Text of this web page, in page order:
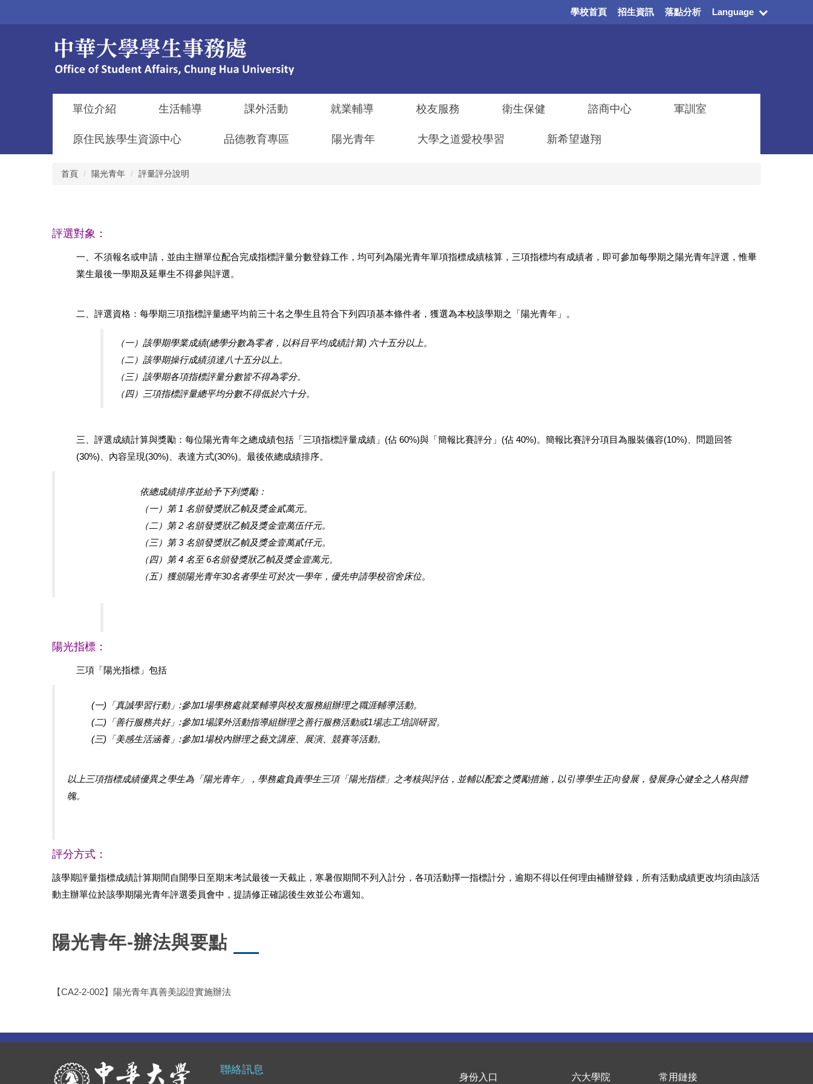
學校首頁 招生資訊 落點分析 Language
單位介紹 生活輔導 課外活動 就業輔導 校友服務 衛生保健 諮商中心 軍訓室
原住民族學生資源中心 品德教育專區 陽光青年 大學之道愛校學習 新希望遨翔
首頁 陽光青年 評量評分說明
評選對象：
一、不須報名或申請，並由主辦單位配合完成指標評量分數登錄工作，均可列為陽光青年單項指標成績核算，三項指標均有成績者，即可參加每學期之陽光青年評選，惟畢
業生最後一學期及延畢生不得參與評選。
二、評選資格：每學期三項指標評量總平均前三十名之學生且符合下列四項基本條件者，獲選為本校該學期之「陽光青年」。
（一）該學期學業成績(總學分數為零者，以科目平均成績計算) 六十五分以上。
（二）該學期操行成績須達八十五分以上。
（三）該學期各項指標評量分數皆不得為零分。
（四）三項指標評量總平均分數不得低於六十分。
三、評選成績計算與獎勵：每位陽光青年之總成績包括「三項指標評量成績」(佔 60%)與「簡報比賽評分」(佔 40%)。簡報比賽評分項目為服裝儀容(10%)、問題回答
(30%)、內容呈現(30%)、表達方式(30%)。最後依總成績排序。
依總成績排序並給予下列獎勵：
（一）第 1 名頒發獎狀乙幀及獎金貳萬元。
（二）第 2 名頒發獎狀乙幀及獎金壹萬伍仟元。
（三）第 3 名頒發獎狀乙幀及獎金壹萬貳仟元。
（四）第 4 名至 6名頒發獎狀乙幀及獎金壹萬元。
（五）獲頒陽光青年30名者學生可於次一學年，優先申請學校宿舍床位。
陽光指標：
三項「陽光指標」包括
(一)「真誠學習行動」:參加1場學務處就業輔導與校友服務組辦理之職涯輔導活動。
(二)「善行服務共好」:參加1場課外活動指導組辦理之善行服務活動或1場志工培訓研習。
(三)「美感生活涵養」:參加1場校內辦理之藝文講座、展演、競賽等活動。
以上三項指標成績優異之學生為「陽光青年」，學務處負責學生三項「陽光指標」之考核與評估，並輔以配套之獎勵措施，以引導學生正向發展，發展身心健全之人格與體
魄。
評分方式：
該學期評量指標成績計算期間自開學日至期末考試最後一天截止，寒暑假期間不列入計分，各項活動擇一指標計分，逾期不得以任何理由補辦登錄，所有活動成績更改均須由該活
動主辦單位於該學期陽光青年評選委員會中，提請修正確認後生效並公布週知。
陽光青年-辦法與要點
【CA2-2-002】陽光青年真善美認證實施辦法
聯絡訊息
身份入口 六大學院 常用鏈接